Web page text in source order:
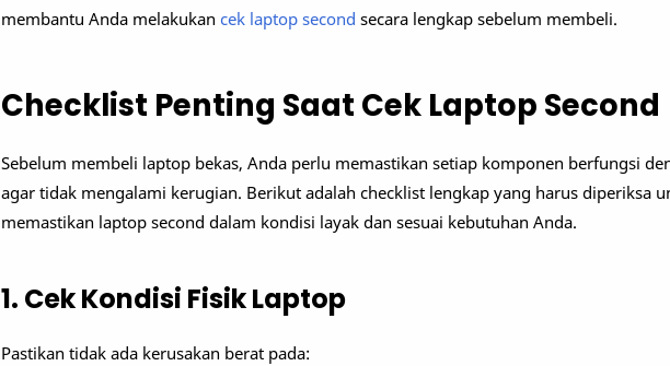
membantu Anda melakukan cek laptop second secara lengkap sebelum membeli.
Checklist Penting Saat Cek Laptop Second
Sebelum membeli laptop bekas, Anda perlu memastikan setiap komponen berfungsi
agar tidak mengalami kerugian. Berikut adalah checklist lengkap yang harus diperiksa
memastikan laptop second dalam kondisi layak dan sesuai kebutuhan Anda.
1. Cek Kondisi Fisik Laptop
Pastikan tidak ada kerusakan berat pada: